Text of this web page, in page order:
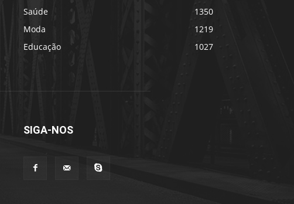
Saúde
1350
Moda
1219
Educação
1027
SIGA-NOS